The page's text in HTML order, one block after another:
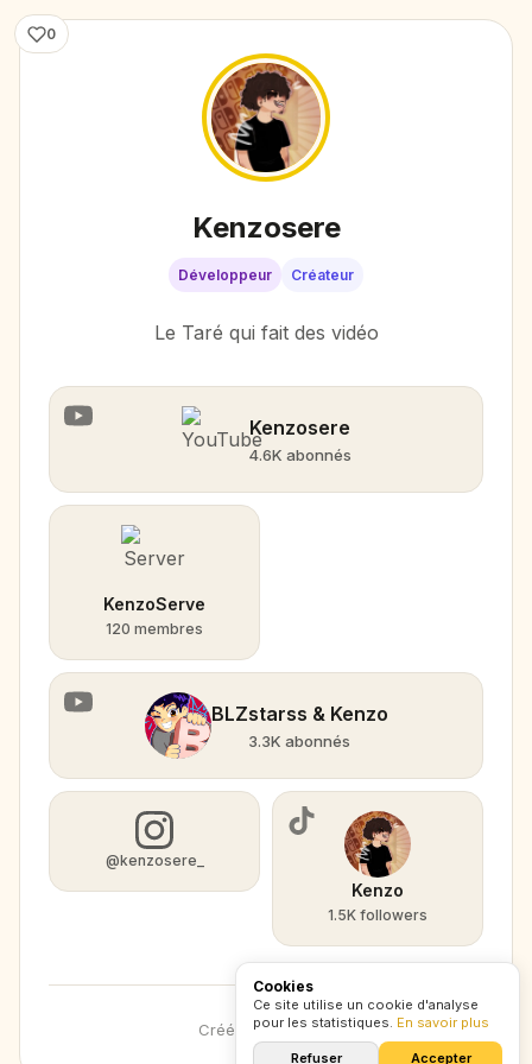
0
Kenzosere
Développeur Créateur
Le Taré qui fait des vidéo
Kenzosere
4.6K abonnés
KenzoServe
120 membres
BLZstarss & Kenzo
3.3K abonnés
@kenzosere_
Kenzo
1.5K followers
Créé avecCXZ .lol
Cookies
Ce site utilise un cookie d'analyse
pour les statistiques. En savoir plus
Refuser Accepter